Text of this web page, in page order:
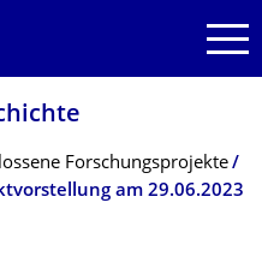
Forschungsprojekte
am 29.06.2023